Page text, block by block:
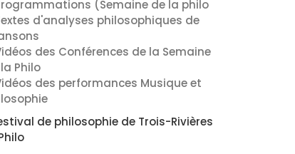
(Semaine de la philo
d'analyses philosophiques de
des Conférences de la Semaine
Philo
des performances Musique et
de philosophie de Trois-Rivières